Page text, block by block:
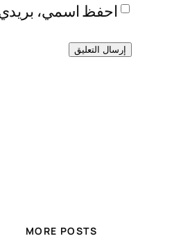
احفظ اسمي، بريدي
MORE POSTS